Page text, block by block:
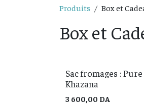
Produits Box et
Box et
Sac fromages :
Khazana
3 600,00 DA